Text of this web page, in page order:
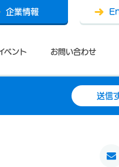
ベント お問い合わせ
企業情報
送信